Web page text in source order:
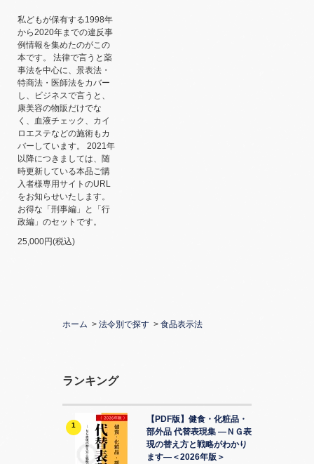
ホーム > 法令別で探す > 食品表示法
ランキング
1
【PDF版】健食・化粧品・
部外品 代替表現集 ―ＮＧ表
現の替え方と戦略がわかり
ます―＜2026年版＞
私どもが保有する1998年
から2020年までの違反事
例情報を集めたのがこの
本です。 法律で言うと薬
事法を中心に、景表法・
特商法・医師法をカバー
し、ビジネスで言うと、
康美容の物販だけでな
く、血液チェック、カイ
ロエステなどの施術もカ
バーしています。 2021年
以降につきましては、随
時更新している本品ご購
入者様専用サイトのURL
をお知らせいたします。
お得な「刑事編」と「行
政編」のセットです。
25,000円(税込)